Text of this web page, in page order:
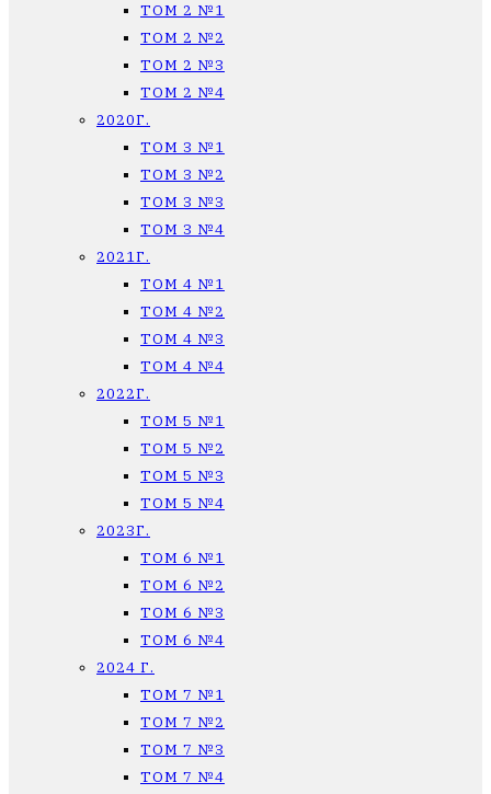
ТОМ 2 №1
ТОМ 2 №2
ТОМ 2 №3
ТОМ 2 №4
2020Г.
ТОМ 3 №1
ТОМ 3 №2
ТОМ 3 №3
ТОМ 3 №4
2021Г.
ТОМ 4 №1
ТОМ 4 №2
ТОМ 4 №3
ТОМ 4 №4
2022Г.
ТОМ 5 №1
ТОМ 5 №2
ТОМ 5 №3
ТОМ 5 №4
2023Г.
ТОМ 6 №1
ТОМ 6 №2
ТОМ 6 №3
ТОМ 6 №4
2024 Г.
ТОМ 7 №1
ТОМ 7 №2
ТОМ 7 №3
ТОМ 7 №4